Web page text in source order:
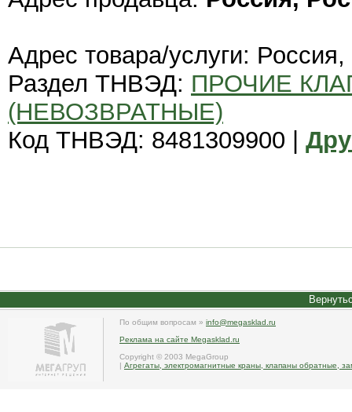
Адрес товара/услуги:
Раздел ТНВЭД: ПРОЧИЕ
(НЕВОЗВРАТНЫЕ)
Код ТНВЭД: 8481309900 |
По общим вопросам » info@megasklad.ru
Реклама на сайте Megasklad.ru
Copyright © 2003 MegaGroup
| Агрегаты, электромагнитные краны, клапаны обратные,